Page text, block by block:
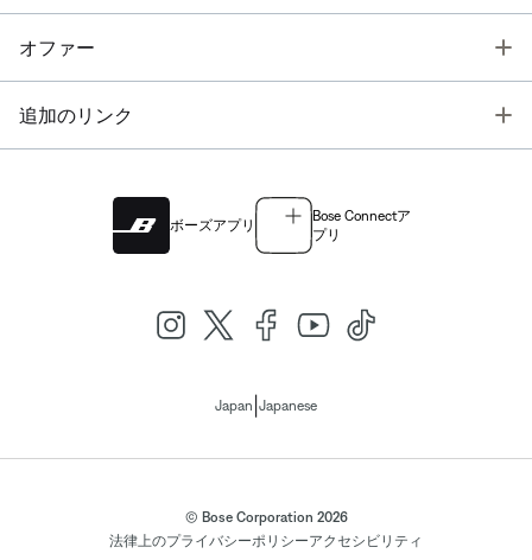
オファー
追加のリンク
ボーズアプリ
Bose Connectア
プリ
Japan Japanese
© Bose Corporation 2026
法律上のプライバシーポリシーアクセシビリティ